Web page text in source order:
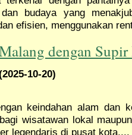
budaya yang
efisien, menggunakan
dengan
10-20)
keindahan alam dan
wisatawan lokal
legendaris di pusat kota,...